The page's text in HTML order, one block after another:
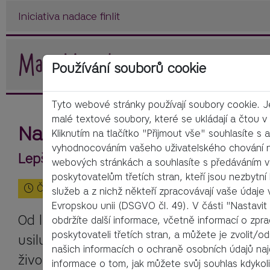
Iniciativa nadace finlit
Nadace finlit
Lepší finanční gramotností proti
Čas čtení:2 Minuty
Od listopadu 2019 zahájila nadace finlit
usilující o lepší finanční gramotnost v
životě a související prevenci proti
Používání souborů cookie
Tyto webové stránky používají soubory cookie.
malé textové soubory, které se ukládají a čtou
Kliknutím na tlačítko "Přijmout vše" souhlasíte s
vyhodnocováním vašeho uživatelského chování
webových stránkách a souhlasíte s předáváním
poskytovatelům třetích stran, kteří jsou nezbytní
služeb a z nichž někteří zpracovávají vaše údaje
Evropskou unii (DSGVO čl. 49). V části
obdržíte další informace, včetně informací o
poskytovateli třetích stran, a můžete je zvolit/
našich informacích o ochraně osobních údajů
informace o tom, jak můžete svůj souhlas